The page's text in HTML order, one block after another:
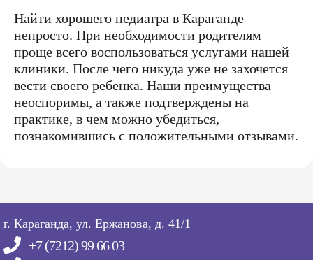
Найти хорошего педиатра в Караганде
непросто. При необходимости родителям
проще всего воспользоваться услугами нашей
клиники. После чего никуда уже не захочется
вести своего ребенка. Наши преимущества
неоспоримы, а также подтверждены на
практике, в чем можно убедиться,
познакомившись с положительными отзывами.
г. Караганда, ул. Ержанова, д. 41/1
+7 (7212) 99 66 03